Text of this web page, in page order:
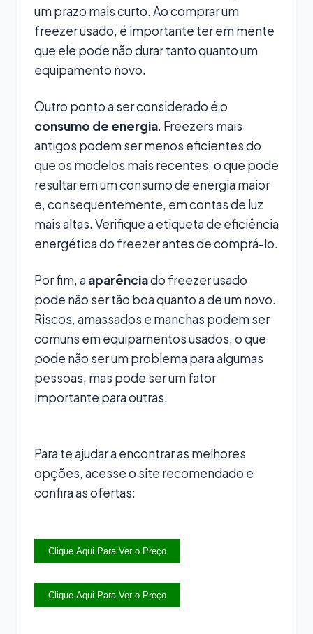
um prazo mais curto. Ao comprar um
freezer usado, é importante ter em mente
que ele pode não durar tanto quanto um
equipamento novo.
Outro ponto a ser considerado é o
consumo de energia. Freezers mais
antigos podem ser menos eficientes do
que os modelos mais recentes, o que pode
resultar em um consumo de energia maior
e, consequentemente, em contas de luz
mais altas. Verifique a etiqueta de eficiência
energética do freezer antes de comprá-lo.
Por fim, aaparênciado freezer usado
pode não ser tão boa quanto a de um novo.
Riscos, amassados e manchas podem ser
comuns em equipamentos usados, o que
pode não ser um problema para algumas
pessoas, mas pode ser um fator
importante para outras.
Para te ajudar a encontrar as melhores
opções, acesse o site recomendado e
confira as ofertas:
Clique Aqui Para Ver o Preço
Clique Aqui Para Ver o Preço